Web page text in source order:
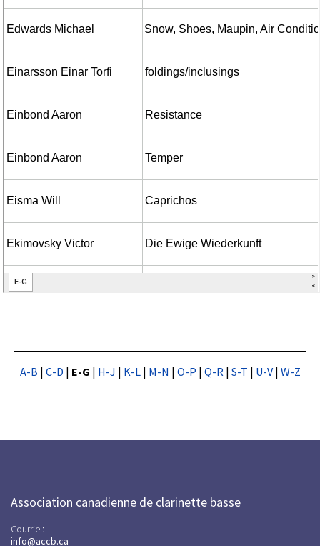
A-B | C-D | E-G | H-J | K-L| M-N | O-P | Q-R | S-T | U-V| W-Z
Association canadienne de clarinette basse
Courriel:
info@accb.ca